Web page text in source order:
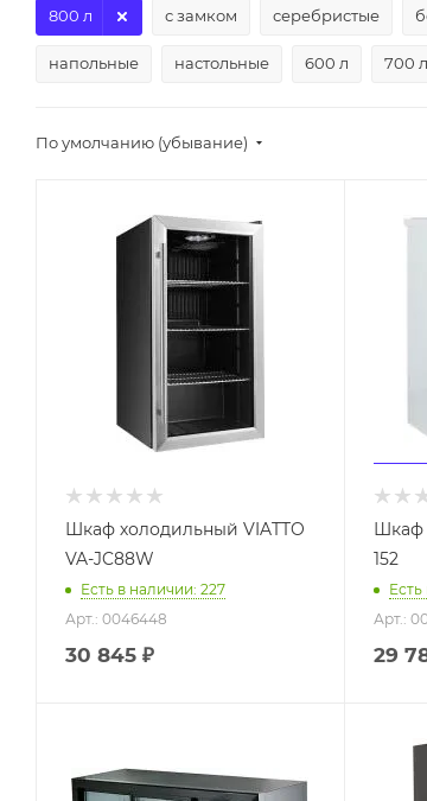
с замком серебристые
напольные настольные 600 л 700 л
800 л
По умолчанию (убывание)
Шкаф холодильный VIATTO
VA-JC88W
Есть в наличии: 227
Арт.: 0046448
30 845 ₽
Шкаф
152
Есть
Арт.:
29